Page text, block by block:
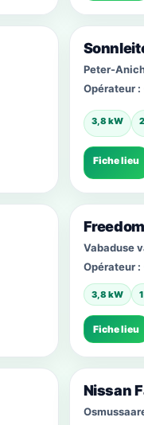
Peter-
Opérateur :
3,8 kW
Fiche lieu
Vabaduse
Opérateur :
3,8 kW
Fiche lieu
Nissan